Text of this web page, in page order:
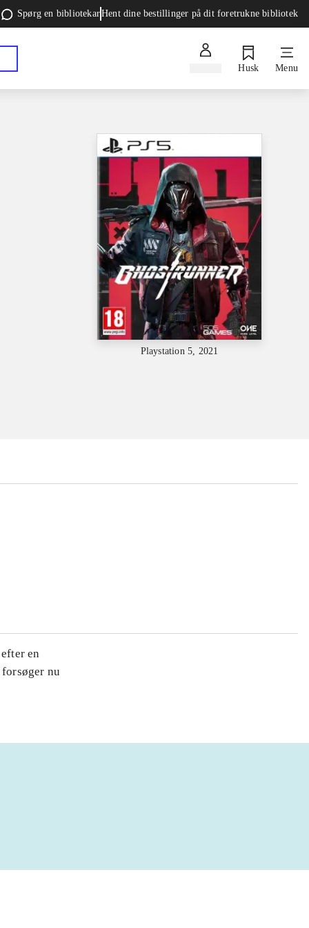
Spørg en bibliotekarHent dine bestillinger på dit foretrukne bibliotek
Husk Menu
Playstation 5, 2021
en
nu